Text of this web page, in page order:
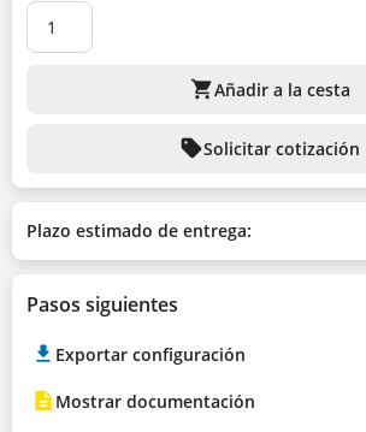
shopping_cartAñadir a la cesta
sellSolicitar cotización
Plazo estimado de entrega:
Pasos siguientes
Exportar configuración
Mostrar documentación